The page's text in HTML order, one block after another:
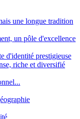
une longue tradition
un pôle d'excellence
d'identité prestigieuse
riche et diversifié